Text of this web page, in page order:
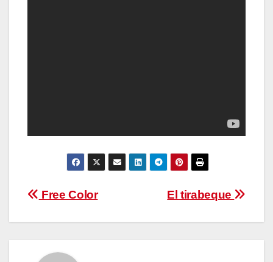
Navegación
de
entradas
El tirabeque
Free Color